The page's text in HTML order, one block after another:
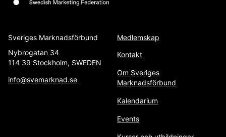
Sveriges Marknadsförbund
Nybrogatan 34
114 39 Stockholm, SWEDEN
info@svemarknad.se
Medlemskap
Kontakt
Om Sveriges
Marknadsförbund
Kalendarium
Events